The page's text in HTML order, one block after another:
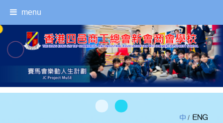
menu
/